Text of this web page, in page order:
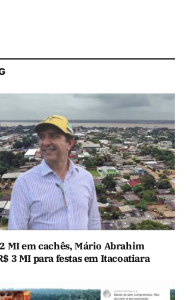
MI em cachês, Mário Abrahim
3 MI para festas em Itacoatiara